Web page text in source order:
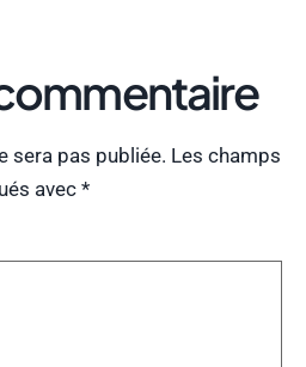
sera pas publiée. Les champs
avec *